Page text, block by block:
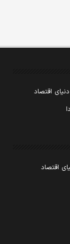
اقتصاد
اقتصاد